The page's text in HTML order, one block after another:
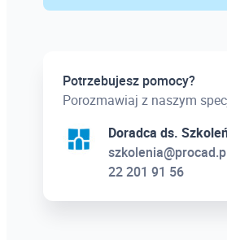
Potrzebujesz pomocy?
Porozmawiaj z naszym
Doradca ds.
22 201 91 56